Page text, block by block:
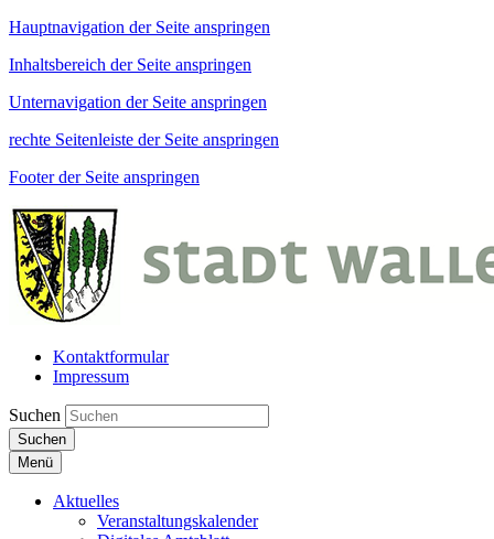
Hauptnavigation der Seite anspringen
Inhaltsbereich der Seite anspringen
Unternavigation der Seite anspringen
rechte Seitenleiste der Seite anspringen
Footer der Seite anspringen
Kontaktformular
Impressum
Suchen
Suchen
Menü
Aktuelles
Veranstaltungskalender